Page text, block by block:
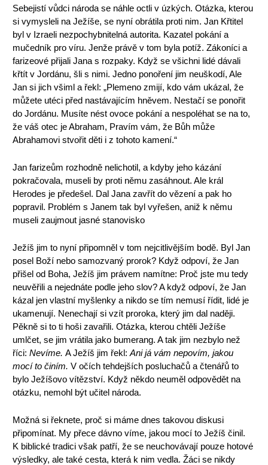
Sebejistí vůdci národa se náhle octli v úzkých. Otázka, kterou
si vymysleli na Ježíše, se nyní obrátila proti nim. Jan Křtitel
byl v Izraeli nezpochybnitelná autorita. Kazatel pokání a
mučedník pro víru. Jenže právě v tom byla potíž. Zákoníci a
farizeové přijali Jana s rozpaky. Když se všichni lidé dávali
křtít v Jordánu, šli s nimi. Jedno ponoření jim neuškodí, Ale
Jan si jich všiml a řekl: „Plemeno zmijí, kdo vám ukázal, že
můžete utéci před nastávajícím hněvem. Nestačí se ponořit
do Jordánu. Musíte nést ovoce pokání a nespoléhat se na to,
že váš otec je Abraham, Pravím vám, že Bůh může
Abrahamovi stvořit děti i z tohoto kamení.“
Jan farizeům rozhodně nelichotil, a kdyby jeho kázání
pokračovala, museli by proti němu zasáhnout. Ale král
Herodes je předešel. Dal Jana zavřít do vězení a pak ho
popravil. Problém s Janem tak byl vyřešen, aniž k němu
museli zaujmout jasné stanovisko
Ježíš jim to nyní připomněl v tom nejcitlivějším bodě. Byl Jan
posel Boží nebo samozvaný prorok? Když odpoví, že Jan
přišel od Boha, Ježíš jim právem namítne: Proč jste mu tedy
neuvěřili a nejednáte podle jeho slov? A když odpoví, že Jan
kázal jen vlastní myšlenky a nikdo se tím nemusí řídit, lidé je
ukamenují. Nenechají si vzít proroka, který jim dal naději.
Pěkně si to ti hoši zavařili. Otázka, kterou chtěli Ježíše
umlčet, se jim vrátila jako bumerang. A tak jim nezbylo než
říci:Nevíme.A Ježíš jim řekl:Ani já vám nepovím, jakou
mocí to činím.V očích tehdejších posluchačů a čtenářů to
bylo Ježíšovo vítězství. Když někdo neuměl odpovědět na
otázku, nemohl být učitel národa.
Možná si řeknete, proč si máme dnes takovou diskusi
připomínat. My přece dávno víme, jakou mocí to Ježíš činil.
K biblické tradici však patří, že se neuchovávají pouze hotové
výsledky, ale také cesta, která k nim vedla. Žáci se nikdy